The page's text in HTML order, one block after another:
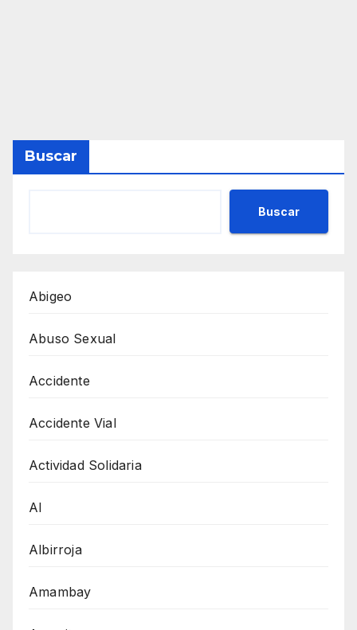
Buscar
Buscar
Abigeo
Abuso Sexual
Accidente
Accidente Vial
Actividad Solidaria
AI
Albirroja
Amambay